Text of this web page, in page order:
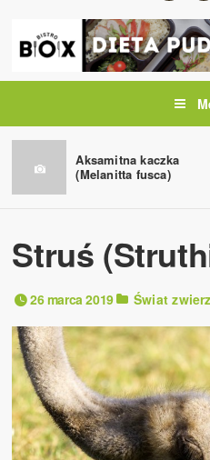
Aksamitna kaczka
(Melanitta fusca)
Struś
26 marca 2019 Świat